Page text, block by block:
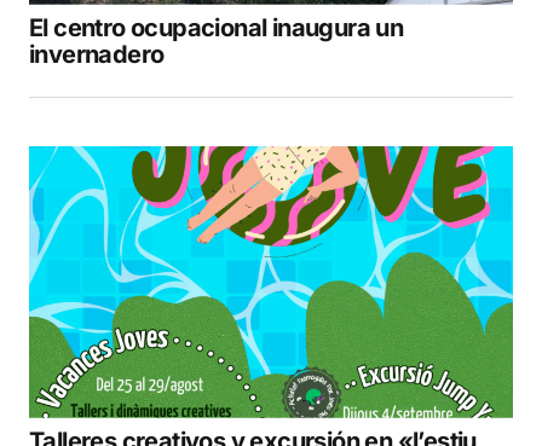
El centro ocupacional inaugura un
invernadero